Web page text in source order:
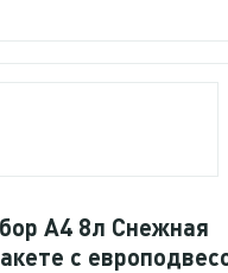
А4 8л Снежная
с